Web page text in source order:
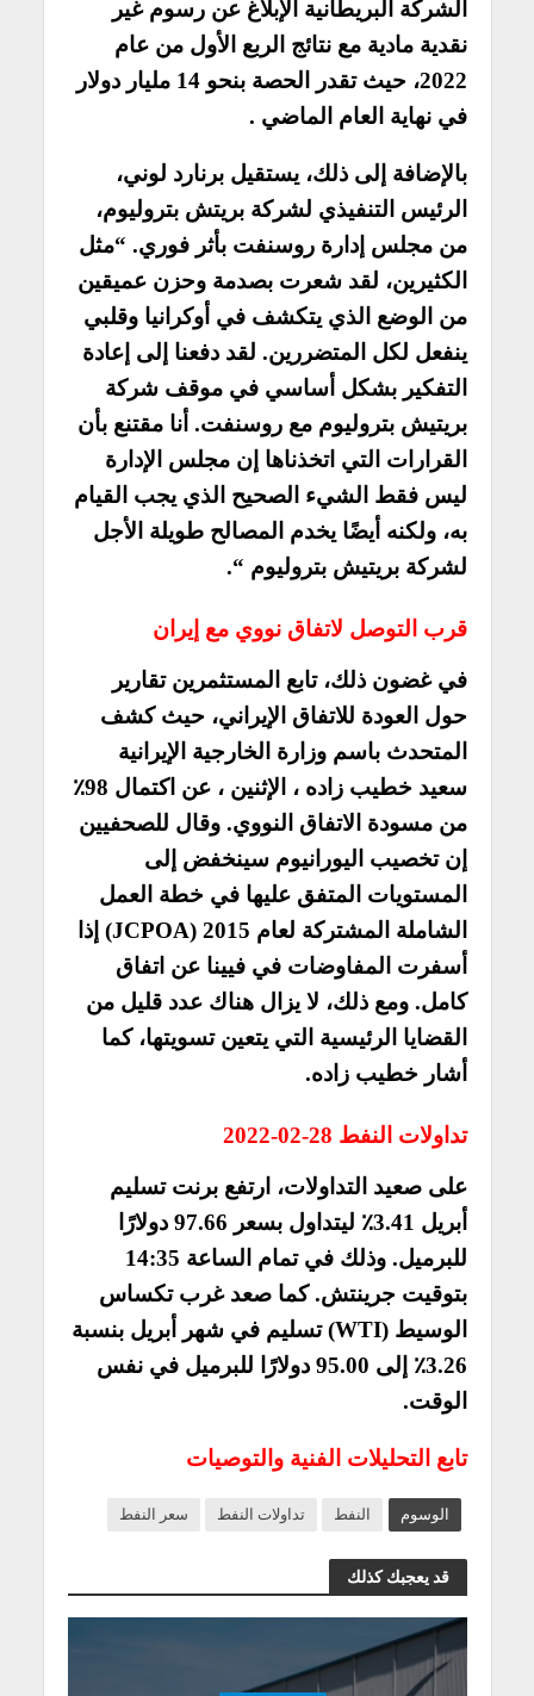
الشركة البريطانية الإبلاغ عن رسوم غير
نقدية مادية مع نتائج الربع الأول من عام
2022، حيث تقدر الحصة بنحو 14 مليار دولار
في نهاية العام الماضي .
بالإضافة إلى ذلك، يستقيل برنارد لوني،
الرئيس التنفيذي لشركة بريتش بتروليوم،
من مجلس إدارة روسنفت بأثر فوري. “مثل
الكثيرين، لقد شعرت بصدمة وحزن عميقين
من الوضع الذي يتكشف في أوكرانيا وقلبي
ينفعل لكل المتضررين. لقد دفعنا إلى إعادة
التفكير بشكل أساسي في موقف شركة
بريتيش بتروليوم مع روسنفت. أنا مقتنع بأن
القرارات التي اتخذناها إن مجلس الإدارة
ليس فقط الشيء الصحيح الذي يجب القيام
به، ولكنه أيضًا يخدم المصالح طويلة الأجل
لشركة بريتيش بتروليوم “.
قرب التوصل لاتفاق نووي مع إيران
في غضون ذلك، تابع المستثمرين تقارير
حول العودة للاتفاق الإيراني، حيث كشف
المتحدث باسم وزارة الخارجية الإيرانية
سعيد خطيب زاده ، الإثنين ، عن اكتمال 98٪
من مسودة الاتفاق النووي. وقال للصحفيين
إن تخصيب اليورانيوم سينخفض إلى
المستويات المتفق عليها في خطة العمل
الشاملة المشتركة لعام 2015 (JCPOA) إذا
أسفرت المفاوضات في فيينا عن اتفاق
كامل.ومع ذلك، لا يزال هناك عدد قليل من
القضايا الرئيسية التي يتعين تسويتها، كما
أشار خطيب زاده.
تداولات النفط 28-02-2022
على صعيد التداولات، ارتفع برنت تسليم
أبريل 3.41٪ ليتداول بسعر 97.66 دولارًا
للبرميل. وذلك في تمام الساعة 14:35
بتوقيت جرينتش. كما صعد غرب تكساس
الوسيط (WTI) تسليم في شهر أبريل بنسبة
3.26٪ إلى 95.00 دولارًا للبرميل في نفس
الوقت.
تابع التحليلات الفنية والتوصيات
الوسوم النفط تداولات النفط سعر النفط
قد يعجبك كذلك